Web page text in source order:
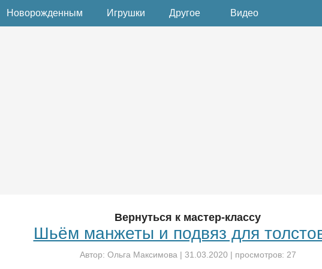
Новорожденным Игрушки Другое Видео
Вернуться к мастер-классу
Шьём манжеты и подвяз для
Автор: Ольга Максимова | 31.03.2020 | просмотров: 27